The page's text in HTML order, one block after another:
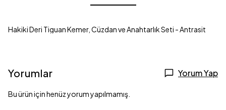
Hakiki Deri Tiguan Kemer, Cüzdan ve Anahtarlık Seti - Antrasit
Yorumlar Yorum Yap
Bu ürün için henüz yorum yapılmamış.